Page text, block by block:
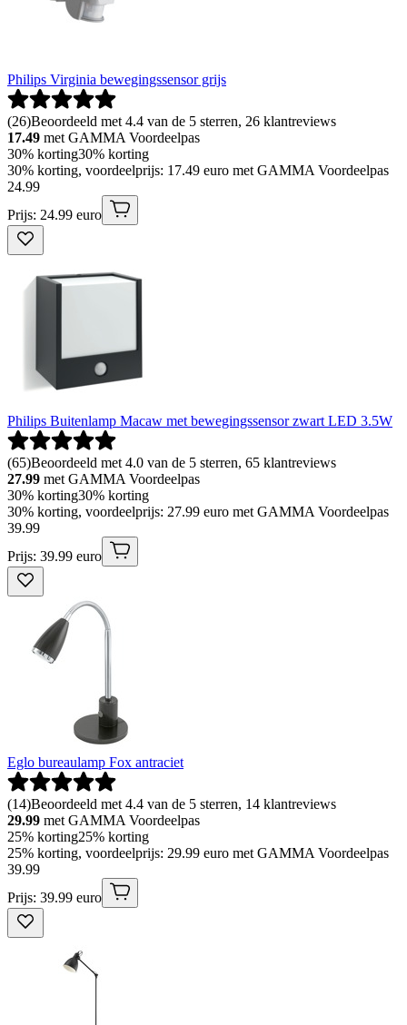
Philips Virginia bewegingssensor grijs
(26)Beoordeeld met 4.4 van de 5 sterren, 26 klantreviews
17.49 met GAMMA Voordeelpas
30% korting30% korting
30% korting, voordeelprijs: 17.49 euro met GAMMA Voordeelpas
24.99
Prijs: 24.99 euro
Philips Buitenlamp Macaw met bewegingssensor zwart LED 3.5W
(65)Beoordeeld met 4.0 van de 5 sterren, 65 klantreviews
27.99 met GAMMA Voordeelpas
30% korting30% korting
30% korting, voordeelprijs: 27.99 euro met GAMMA Voordeelpas
39.99
Prijs: 39.99 euro
Eglo bureaulamp Fox antraciet
(14)Beoordeeld met 4.4 van de 5 sterren, 14 klantreviews
29.99 met GAMMA Voordeelpas
25% korting25% korting
25% korting, voordeelprijs: 29.99 euro met GAMMA Voordeelpas
39.99
Prijs: 39.99 euro